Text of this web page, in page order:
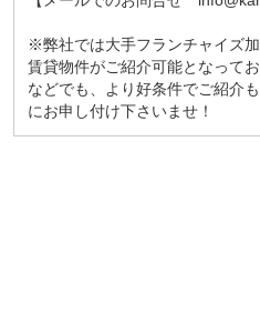
※弊社では大手フランチャイズ
賃貸物件がご紹介可能となって
などでも、より好条件でご紹介
にお申し付け下さいませ！